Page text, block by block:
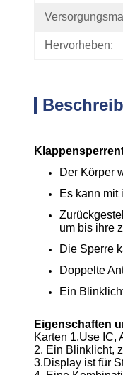
Hervorheben:
Der Körper
Es kann mit
um bis ihre
Die Sperre
Doppelte
Ein
Eigenschaften
Karten 1.Use
2. Ein Blinklicht,
3.Display ist für